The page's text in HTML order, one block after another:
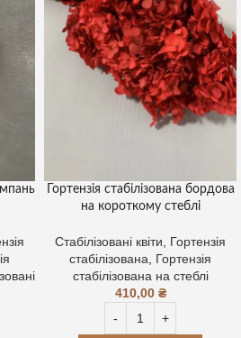
Гортензія стабілізована бордова
на короткому стеблі
Стабілізовані квіти, Гортензія
стабілізована, Гортензія
стабілізована на стеблі
410,00 ₴